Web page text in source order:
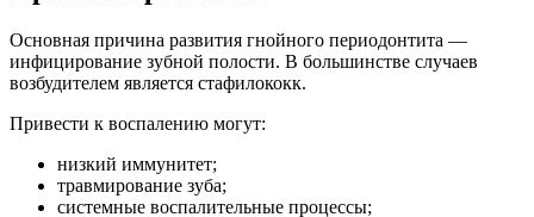
Основная причина развития гнойного периодонтита ―
инфицирование зубной полости. В большинстве случаев
возбудителем является стафилококк.
Привести к воспалению могут:
низкий иммунитет;
травмирование зуба;
системные воспалительные процессы;